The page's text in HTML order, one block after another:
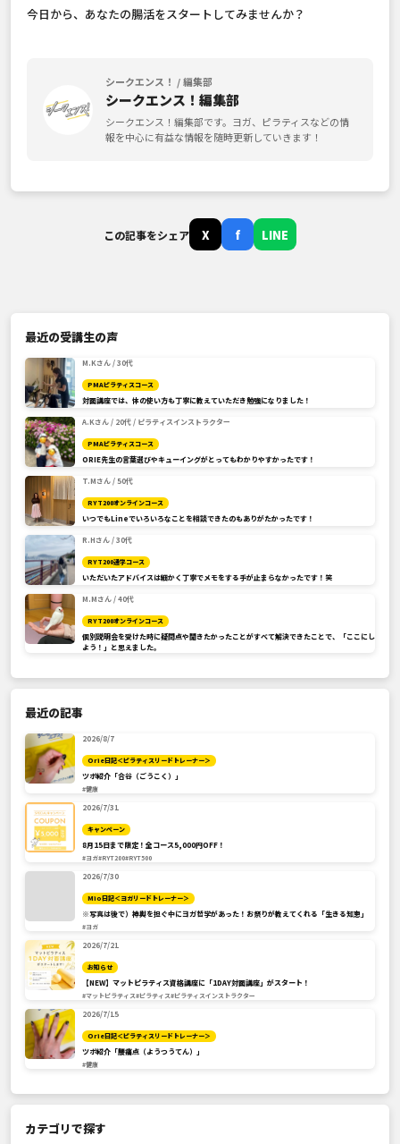
今日から、あなたの腸活をスタートしてみませんか？
シークエンス！ / 編集部
シークエンス！編集部
シークエンス！編集部です。ヨガ、ピラティスなどの情
報を中心に有益な情報を随時更新していきます！
この記事をシェア X f LINE
最近の受講生の声
M.Kさん / 30代
PMAピラティスコース
対面講座では、体の使い方も丁寧に教えていただき勉強になりました！
A.Kさん / 20代 / ピラティスインストラクター
PMAピラティスコース
ORIE先生の言葉選びやキューイングがとってもわかりやすかったです！
T.Mさん / 50代
RYT200オンラインコース
いつでもLineでいろいろなことを相談できたのもありがたかったです！
R.Hさん / 30代
RYT200通学コース
いただいたアドバイスは細かく丁寧でメモをする手が止まらなかったです！笑
M.Mさん / 40代
RYT200オンラインコース
個別説明会を受けた時に疑問点や聞きたかったことがすべて解決できたことで、「ここにし
よう！」と思えました。
最近の記事
2026/8/7
Orie日記＜ピラティスリードトレーナー＞
ツボ紹介「合谷（ごうこく）」
#健康
2026/7/31
キャンペーン
8月15日まで限定！全コース5,000円OFF！
#ヨガ#RYT200#RYT500
2026/7/30
Mio日記＜ヨガリードトレーナー＞
※写真は後で）神輿を担ぐ中にヨガ哲学があった！お祭りが教えてくれる「生きる知恵」
#ヨガ
2026/7/21
お知らせ
【NEW】マットピラティス資格講座に「1DAY対面講座」がスタート！
#マットピラティス#ピラティス#ピラティスインストラクター
2026/7/15
Orie日記＜ピラティスリードトレーナー＞
ツボ紹介「腰痛点（ようつうてん）」
#健康
カテゴリで探す